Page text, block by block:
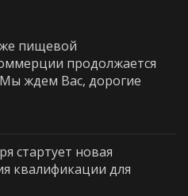
пищевой
продолжается
ждем Вас, дорогие
стартует новая
квалификации для